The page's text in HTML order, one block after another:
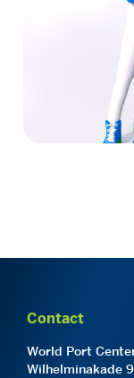
Contact
World Port
Wilhelminakade